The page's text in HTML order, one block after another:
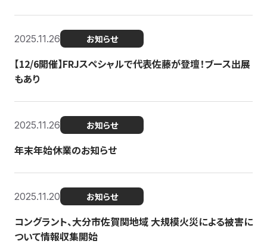
2025.11.26 お知らせ
【12/6開催】FRJスペシャルで代表佐藤が登壇！ブース出展
もあり
2025.11.26 お知らせ
年末年始休業のお知らせ
2025.11.20 お知らせ
コングラント、大分市佐賀関地域 大規模火災による被害に
ついて情報収集開始